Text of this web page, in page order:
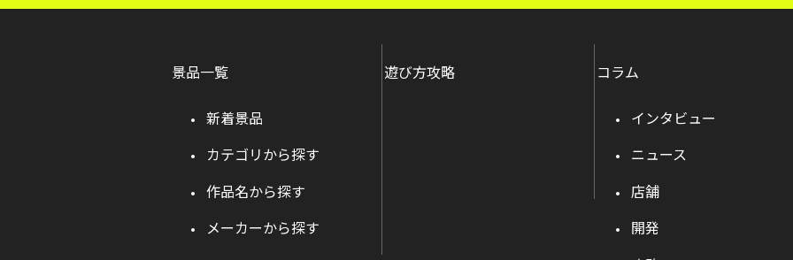
景品一覧
新着景品
カテゴリから探す
作品名から探す
メーカーから探す
遊び方攻略 コラム
インタビュー
ニュース
店舗
開発